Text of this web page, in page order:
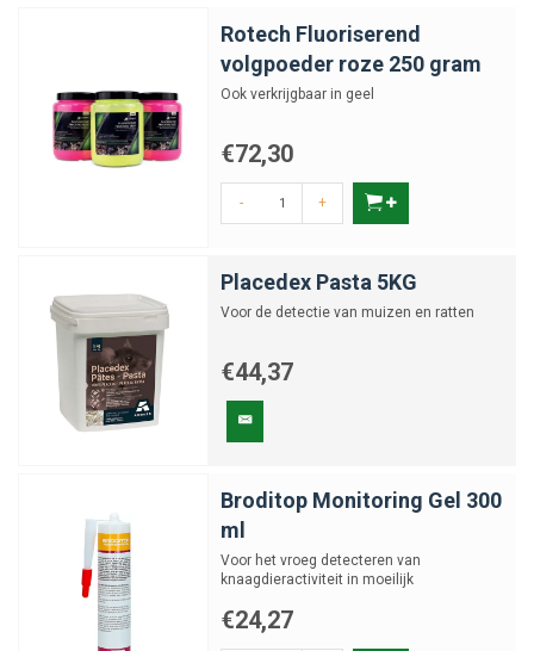
Rotech Fluoriserend
volgpoeder roze 250 gram
Ook verkrijgbaar in geel
€72,30
- +
Placedex Pasta 5KG
Voor de detectie van muizen en ratten
€44,37
Broditop Monitoring Gel 300
ml
Voor het vroeg detecteren van
knaagdieractiviteit in moeilijk
€24,27